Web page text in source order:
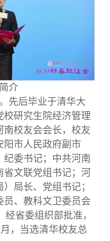
简介
先后毕业于清华大
校研究生院经济管理
南校友会会长，校友
阳市人民政府副市
纪委书记；中共河南
文联党组书记；河
局长、党组书记；
员、教科文卫委员会
省委组织部批准，
，当选清华校友总